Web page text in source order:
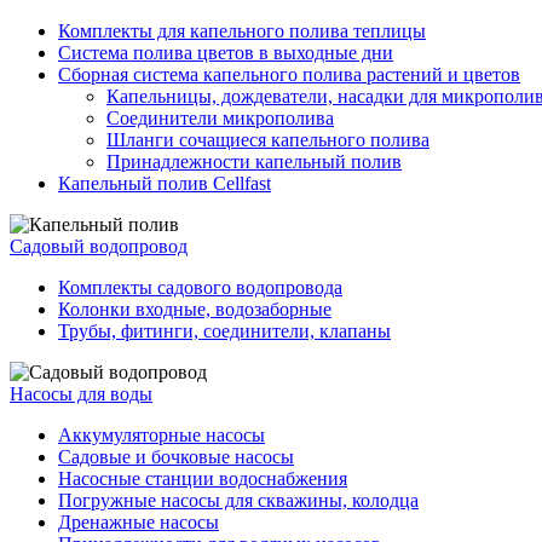
Комплекты для капельного полива теплицы
Система полива цветов в выходные дни
Сборная система капельного полива растений и цветов
Капельницы, дождеватели, насадки для
Соединители микрополива
Шланги сочащиеся капельного полива
Принадлежности капельный полив
Капельный полив Cellfast
Садовый водопровод
Комплекты садового водопровода
Колонки входные, водозаборные
Трубы, фитинги, соединители, клапаны
Насосы для воды
Аккумуляторные насосы
Садовые и бочковые насосы
Насосные станции водоснабжения
Погружные насосы для скважины, колодца
Дренажные насосы